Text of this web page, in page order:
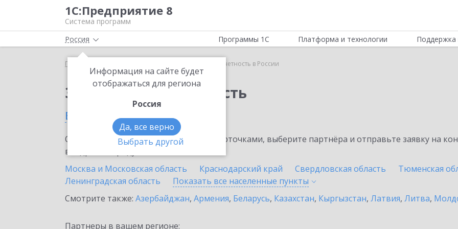
1С:Предприятие 8
Система программ
Россия
Информация на сайте будет
отображаться для региона
Россия
Да, все верно
Выбрать другой
Программы 1С Платформа и технологии Поддержка
Главная 1С-Отчетность в России
Заказать 1С-Отчетность
в России
Ознакомьтесь с информационными карточками, выберите партнёра и отправьте заявку на
внедрение продукта.
Москва и Московская область
Краснодарский край Свердловская область Тюменская
Ленинградская область
Показать все населенные пункты
Смотрите также: Азербайджан, Армения, Беларусь, Казахстан, Кыргызстан, Латвия, Литва,
Партнеры в вашем регионе: